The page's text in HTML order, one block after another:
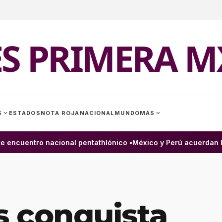
PRIMERA
expand_more ESTADOS NOTA ROJA NACIONAL MUNDOMÁS expand_more
nacional pentathlónico •México y Perú acuerdan la